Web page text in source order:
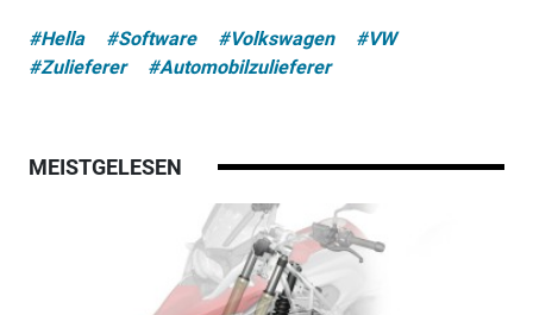
#Hella #Software #Volkswagen
#VW
#Zulieferer
#Automobilzulieferer
MEISTGELESEN